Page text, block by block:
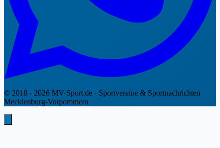
© 2018 - 2026 MV-Sport.de - Sportvereine & Sportnachrichten
Mecklenburg-Vorpommern